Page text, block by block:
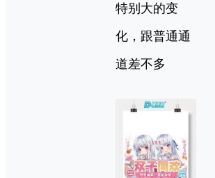
特别大的变
化，跟普通通
道差不多